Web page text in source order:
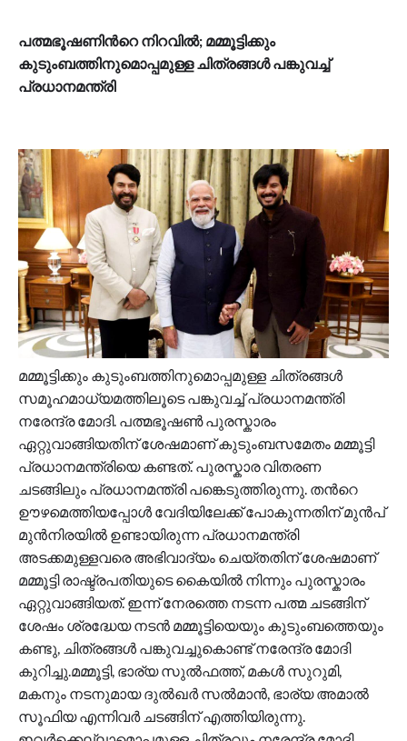
പത്മഭൂഷണിന്‍റെ നിറവില്‍; മമ്മൂട്ടിക്കും
കുടുംബത്തിനുമൊപ്പമുള്ള ചിത്രങ്ങള്‍ പങ്കുവച്ച്
പ്രധാനമന്ത്രി
മമ്മൂട്ടിക്കും കുടുംബത്തിനുമൊപ്പമുള്ള ചിത്രങ്ങള്‍
സമൂഹമാധ്യമത്തിലൂടെ പങ്കുവച്ച് പ്രധാനമന്ത്രി
നരേന്ദ്ര മോദി. പത്മഭൂഷണ്‍ പുരസ്കാരം
ഏറ്റുവാങ്ങിയതിന് ശേഷമാണ് കുടുംബസമേതം മമ്മൂട്ടി
പ്രധാനമന്ത്രിയെ കണ്ടത്. പുരസ്കാര വിതരണ
ചടങ്ങിലും പ്രധാനമന്ത്രി പങ്കെടുത്തിരുന്നു. തന്‍റെ
ഊഴമെത്തിയപ്പോള്‍ വേദിയിലേക്ക് പോകുന്നതിന് മുന്‍പ്
മുന്‍നിരയില്‍ ഉണ്ടായിരുന്ന പ്രധാനമന്ത്രി
അടക്കമുള്ളവരെ അഭിവാദ്യം ചെയ്തതിന് ശേഷമാണ്
മമ്മൂട്ടി രാഷ്ട്രപതിയുടെ കൈയില്‍ നിന്നും പുരസ്കാരം
ഏറ്റുവാങ്ങിയത്. ഇന്ന് നേരത്തെ നടന്ന പത്മ ചടങ്ങിന്
ശേഷം ശ്രദ്ധേയ നടന്‍ മമ്മൂട്ടിയെയും കുടുംബത്തെയും
കണ്ടു, ചിത്രങ്ങള്‍ പങ്കുവച്ചുകൊണ്ട് നരേന്ദ്ര മോദി
കുറിച്ചു.മമ്മൂട്ടി, ഭാര്യ സുല്‍ഫത്ത്, മകള്‍ സുറുമി,
മകനും നടനുമായ ദുല്‍ഖര്‍ സല്‍മാന്‍, ഭാര്യ അമാല്‍
സൂഫിയ എന്നിവര്‍ ചടങ്ങിന് എത്തിയിരുന്നു.